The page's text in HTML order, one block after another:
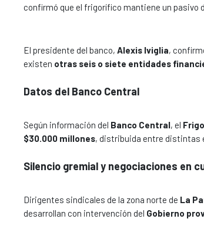
confirmó que el frigorífico mantiene un pasivo
El presidente del banco, Alexis Iviglia,
existen otras seis o siete entidades
Datos del Banco Central
Según información del Banco Central, el
$30.000 millones, distribuida entre distintas
Silencio gremial y negociaciones en
Dirigentes sindicales de la zona norte de La
desarrollan con intervención del Gobierno